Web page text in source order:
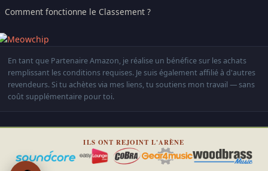
Comment fonctionne le Classement ?
En tant que Partenaire Amazon, je réalise un bénéfice sur les achats
remplissant les conditions requises. Je suis également affilié à d'autres
revendeurs. Si tu achètes via mes liens, tu soutiens mon travail — sans
coût supplémentaire pour toi.
ILS ONT REJOINT L'ARÈNE